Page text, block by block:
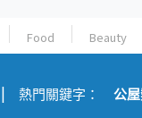
Food Beauty
熱門關鍵字： 公